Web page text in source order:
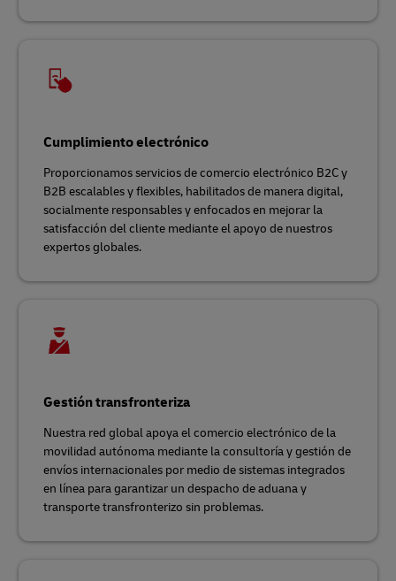
Cumplimiento electrónico
Proporcionamos servicios de comercio electrónico B2C y
B2B escalables y flexibles, habilitados de manera digital,
socialmente responsables y enfocados en mejorar la
satisfacción del cliente mediante el apoyo de nuestros
expertos globales.
Gestión transfronteriza
Nuestra red global apoya el comercio electrónico de la
movilidad autónoma mediante la consultoría y gestión de
envíos internacionales por medio de sistemas integrados
en línea para garantizar un despacho de aduana y
transporte transfronterizo sin problemas.